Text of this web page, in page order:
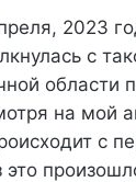
2023
с
области
на мой
с